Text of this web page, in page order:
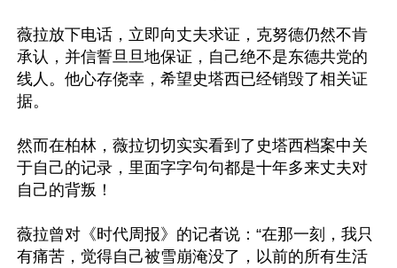
薇拉放下电话，立即向丈夫求证，克努德仍然不肯
承认，并信誓旦旦地保证，自己绝不是东德共党的
线人。他心存侥幸，希望史塔西已经销毁了相关证
据。
然而在柏林，薇拉切切实实看到了史塔西档案中关
于自己的记录，里面字字句句都是十年多来丈夫对
自己的背叛！
薇拉曾对《时代周报》的记者说：“在那一刻，我只
有痛苦，觉得自己被雪崩淹没了，以前的所有生活